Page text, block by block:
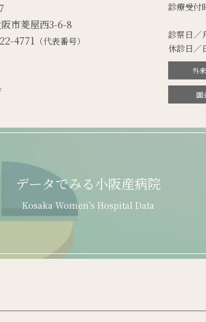
市菱屋西3-6-8
4771 （代表番号）
診療受付
午後
診察日／
休診日／
外
面
データでみる小阪産病院
Kosaka Women's Hospital Data